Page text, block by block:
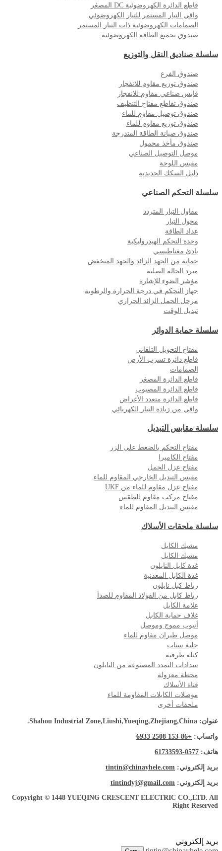
قاطع الدائرة الكهروضوئية DC المصغر
واقي التيار المستمر للتيار الكهروضوئي
الصمامات الكهروضوئية ذات التيار المستمر
صندوق تجميع الطاقة الكهروضوئية
سلسلة صناديق النقل والتوزيع
صندوق الفرع
صندوق توزيع مقاوم للانفجار
قابس صناعي مقاوم للانفجار
صندوق تقاطع مفتاح التنظيف
صندوق توصيل مقاوم للماء
صندوق توزيع مقاوم للماء
صندوق صيانة الطاقة المتدرجة
صندوق مأخذ محمول
موصل التوصيل الصناعي
مقبس اللوحة
دليل السكك الحديدية
سلسلة التحكم الصناعي
مقاول التيار المتردد
محول التيار
عداد الطاقة
وحدة التحكم الهيدروليكية
بادئ مغناطيسي
حماية من الجهد الزائد والجهد المنخفض
مبرد الحالة الصلبة
مؤشر الضوء للإشارة
جهاز التحكم في درجة الحرارة والرطوبة
مرحل الحمل الزائد الحراري
تبديل الوقت
سلسلة حماية الدوائر
مفتاح التحويل التلقائي
قاطع دائرة تسرب الأرض
الصمامات
قاطع الدائرة المصغر
قاطع الدائرة المصبوب
قاطع الدائرة متعدد الأغراض
واقي من زيادة التيار الكهربائي
سلسلة مقابس التبديل
مفتاح التحكم بالضغط على الزر
مفتاح الكاميرا
مفتاح عزل الحمل
مقبس التبديل الخارجي المقاوم للماء
مفتاح عزل مقاوم للماء من UKF
مفتاح مركب مقاوم للطقس
مقبس التبديل المقاوم للماء
سلسلة ملحقات الأسلاك
مشبك الكابل
مشبك الكابل
غدة كابل النايلون
غدة الكابل المعدنية
رباط كبل نايلون
رباط كابل من الفولاذ المقاوم للصدأ
علامة الكابل
غلاف حماية الكابل
أنبوب مموج وموصل
موصل طيران مقاوم للماء
جلبة سناب
كتلة طرفية
سدادات التمدد المصنوعة من النايلون
محطة معزولة
قناة الأسلاك
موصلات الكابلات المقاومة للماء
ملحقات أخرى
عنوان: Shahou Industrial Zone,Liushi,Yueqing,Zhejiang,China.
واتساب: +86-153 2508 6933
هاتف: 0577-61733593
بريد إلكتروني: tintin@chinayhele.com
بريد إلكتروني: tintindyj@gmail.com
Copyright © 1448 YUEQING CRESCENT ELECTRIC CO.,LTD. All
Right Reserved
بريد إلكتروني